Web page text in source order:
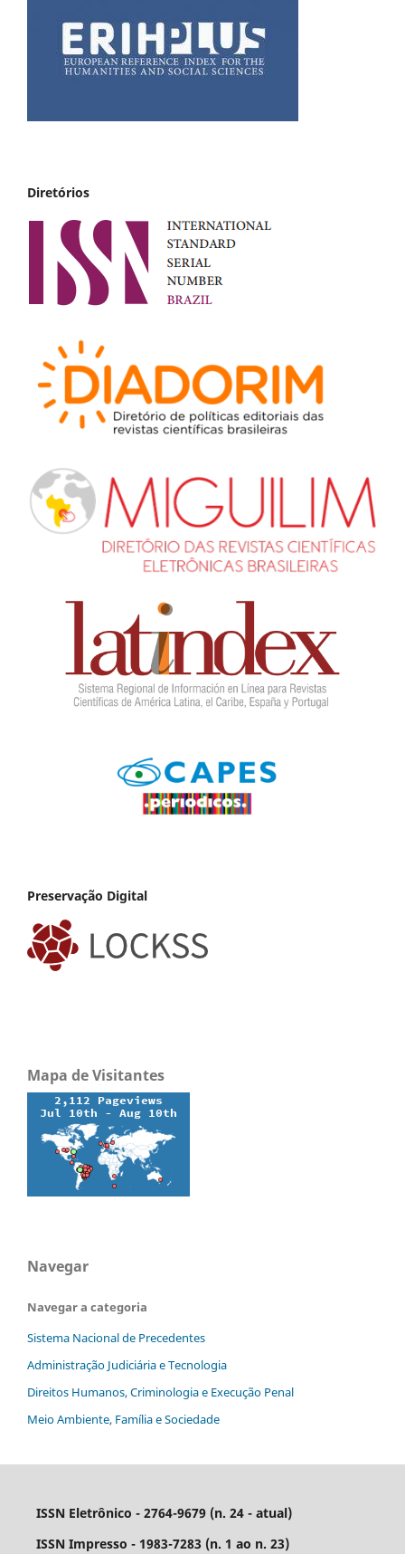
Diretórios
Preservação Digital
Mapa de Visitantes
Navegar
Navegar a categoria
Sistema Nacional de Precedentes
Administração Judiciária e Tecnologia
Direitos Humanos, Criminologia e Execução Penal
Meio Ambiente, Família e Sociedade
ISSN Eletrônico - 2764-9679 (n. 24 - atual)
ISSN Impresso - 1983-7283 (n. 1 ao n. 23)